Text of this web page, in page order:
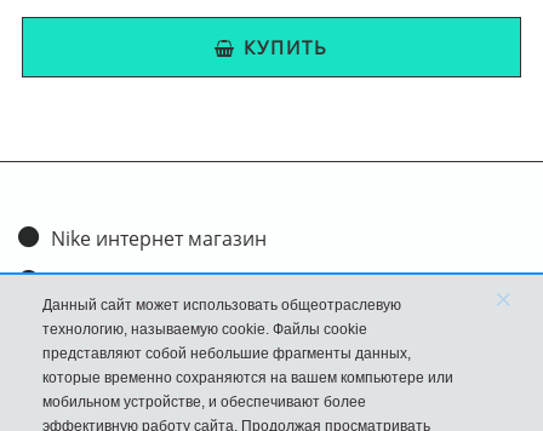
КУПИТЬ
Nike интернет магазин
Доставка и оплата
Обмен и возврат
Размеры
FAQ
Данный сайт может использовать общеотраслевую
технологию, называемую cookie. Файлы cookie
представляют собой небольшие фрагменты данных,
которые временно сохраняются на вашем компьютере или
мобильном устройстве, и обеспечивают более
эффективную работу сайта. Продолжая просматривать
×